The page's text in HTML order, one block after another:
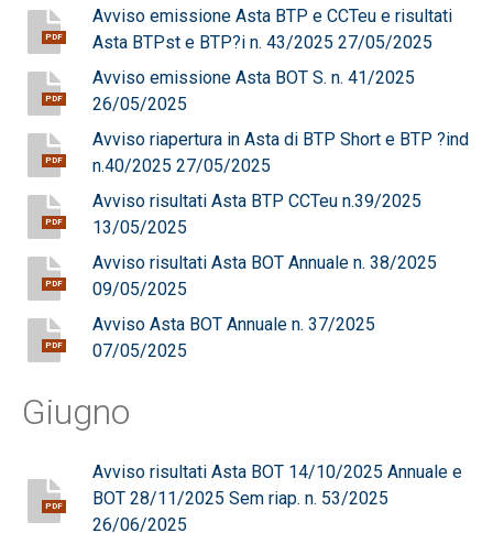
PDF
Avviso emissione Asta BTP e CCTeu e risultati
Asta BTPst e BTP?i n. 43/2025 27/05/2025
PDF
Avviso emissione Asta BOT S. n. 41/2025
26/05/2025
PDF
Avviso riapertura in Asta di BTP Short e BTP ?ind
n.40/2025 27/05/2025
PDF
Avviso risultati Asta BTP CCTeu n.39/2025
13/05/2025
PDF
Avviso risultati Asta BOT Annuale n. 38/2025
09/05/2025
PDF
Avviso Asta BOT Annuale n. 37/2025
07/05/2025
Giugno
PDF
Avviso risultati Asta BOT 14/10/2025 Annuale e
BOT 28/11/2025 Sem riap. n. 53/2025
26/06/2025